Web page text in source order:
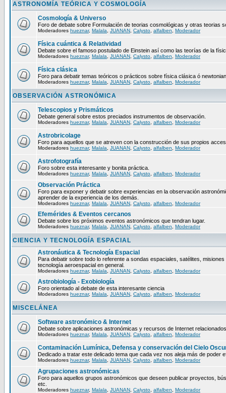
ASTRONOMÍA TEÓRICA Y COSMOLOGÍA
Cosmología & Universo
Foro de debate sobre Formulación de teorias cosmológicas y otras teorias
Moderadores hueznar, Malala JUANAN Calysto alfalben Moderador
Física cuántica & Relatividad
Debate sobre el famoso postulado de Einstein así como las teorías de la
Moderadores hueznar, Malala JUANAN Calysto alfalben Moderador
Física clásica
Foro para debatir temas teóricos o prácticos sobre física clásica ó
Moderadores hueznar, Malala JUANAN Calysto alfalben Moderador
OBSERVACIÓN ASTRONÓMICA
Telescopios y Prismáticos
Debate general sobre estos preciados instrumentos de observación.
Moderadores hueznar, Malala JUANAN Calysto alfalben Moderador
Astrobricolage
Foro para aquellos que se atreven con la construcción de sus propios
Moderadores hueznar, Malala JUANAN Calysto alfalben Moderador
Astrofotografía
Foro sobre esta interesante y bonita práctica.
Moderadores hueznar, Malala JUANAN Calysto alfalben Moderador
Observación Práctica
Foro para exponer y debatir sobre experiencias en la observación
aprender de la experiencia de los demás.
Moderadores hueznar, Malala JUANAN Calysto alfalben Moderador
Efemérides & Eventos cercanos
Debate sobre los próximos eventos astronómicos que tendran lugar.
Moderadores hueznar, Malala JUANAN Calysto alfalben Moderador
CIENCIA Y TECNOLOGÍA ESPACIAL
Astronáutica & Tecnología Espacial
Para debatir sobre todo lo referente a sondas espaciales, satélites,
tecnología aeroespacial en general.
Moderadores hueznar, Malala JUANAN Calysto alfalben Moderador
Astrobiología - Exobiología
Foro orientado al debate de esta interesante ciencia
Moderadores hueznar, Malala JUANAN Calysto alfalben Moderador
MISCELÁNEA
Software astronómico & Internet
Debate sobre aplicaciones astronómicas y recursos de Internet
Moderadores hueznar, Malala JUANAN Calysto alfalben Moderador
Contaminación Lumínica, Defensa y conservación del Cielo
Dedicado a tratar este delicado tema que cada vez nos aleja más de poder
Moderadores hueznar, Malala JUANAN Calysto alfalben Moderador
Agrupaciones astronómicas
Foro para aquellos grupos astronómicos que deseen publicar proyectos,
etc.
Moderadores hueznar, Malala JUANAN Calysto alfalben Moderador